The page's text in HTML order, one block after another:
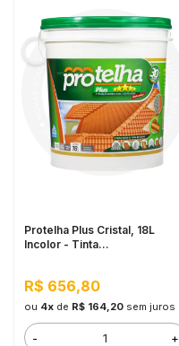
Protelha Plus Cristal, 18L
Incolor - Tinta
R$ 656,80
ou 4xde R$ 164,20 sem juros
- +